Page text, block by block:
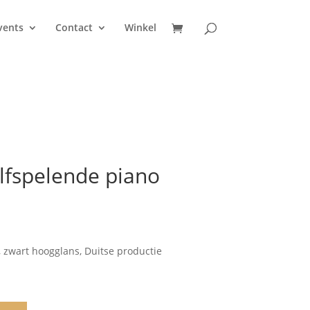
Contact Winkel
piano
hoogglans, Duitse productie